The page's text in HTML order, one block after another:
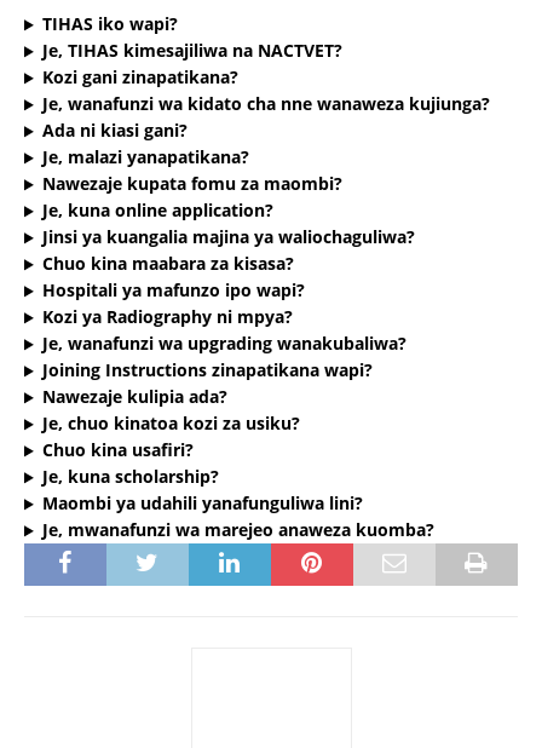
TIHAS iko wapi?
Je, TIHAS kimesajiliwa na NACTVET?
Kozi gani zinapatikana?
Je, wanafunzi wa kidato cha nne wanaweza kujiunga?
Ada ni kiasi gani?
Je, malazi yanapatikana?
Nawezaje kupata fomu za maombi?
Je, kuna online application?
Jinsi ya kuangalia majina ya waliochaguliwa?
Chuo kina maabara za kisasa?
Hospitali ya mafunzo ipo wapi?
Kozi ya Radiography ni mpya?
Je, wanafunzi wa upgrading wanakubaliwa?
Joining Instructions zinapatikana wapi?
Nawezaje kulipia ada?
Je, chuo kinatoa kozi za usiku?
Chuo kina usafiri?
Je, kuna scholarship?
Maombi ya udahili yanafunguliwa lini?
Je, mwanafunzi wa marejeo anaweza kuomba?